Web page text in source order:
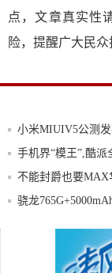
点，文章真实性
险，提醒广大民众
小米MIUIV5公测
手机界“模王”,酷
不能封爵也要MAX
骁龙
小米米家对讲机1S